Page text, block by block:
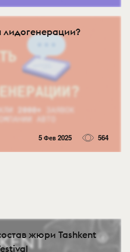
лидогенерации?
5 Фев 2025 564
жюри Tashkent